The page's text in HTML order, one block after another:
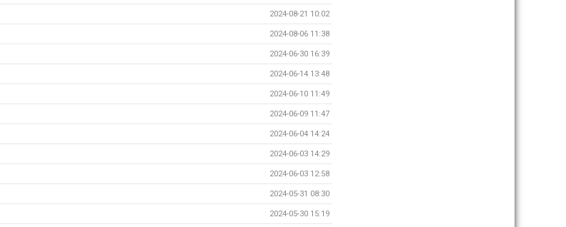
2024-08-21 10:02
2024-08-06 11:38
2024-06-30 16:39
2024-06-14 13:48
2024-06-10 11:49
2024-06-09 11:47
2024-06-04 14:24
2024-06-03 14:29
2024-06-03 12:58
2024-05-31 08:30
2024-05-30 15:19